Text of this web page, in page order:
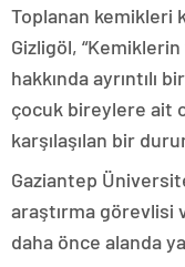
Toplanan kemikleri
Gizligöl,
hakkında ayrıntılı
çocuk bireylere ait
karşılaşılan bir
Gaziantep
araştırma görevlisi
daha önce alanda